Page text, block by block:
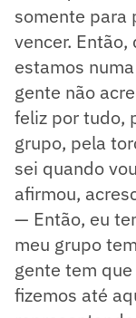
somente para
vencer.
estamos
gente não
feliz por tudo,
grupo, pela
sei quando
afirmou,
— Então, eu
meu grupo
gente tem
fizemos até